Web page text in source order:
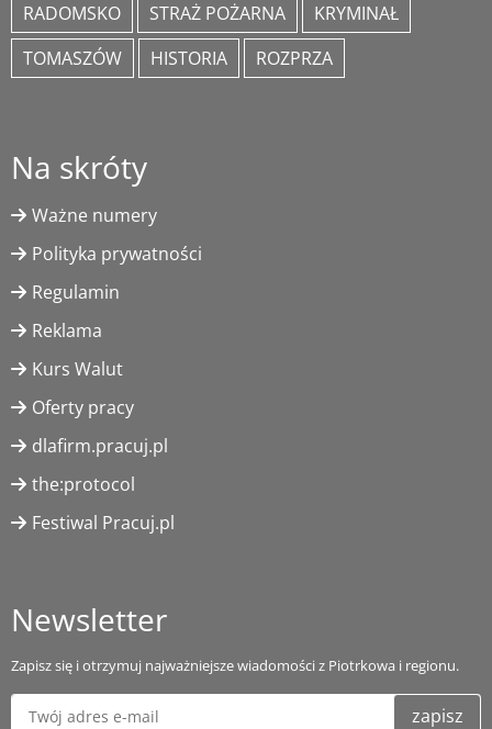
RADOMSKO
STRAŻ POŻARNA
KRYMINAŁ
TOMASZÓW
HISTORIA ROZPRZA
Na skróty
Ważne numery
Polityka prywatności
Regulamin
Reklama
Kurs Walut
Oferty pracy
dlafirm.pracuj.pl
the:protocol
Festiwal Pracuj.pl
Newsletter
Zapisz się i otrzymuj najważniejsze wiadomości z Piotrkowa i regionu.
zapisz